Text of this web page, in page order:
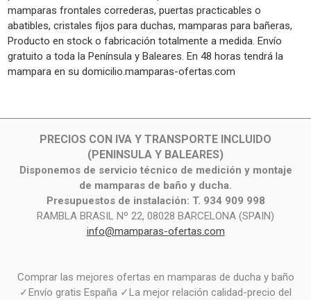
mamparas frontales correderas, puertas practicables o
abatibles, cristales fijos para duchas, mamparas para bañeras,
Producto en stock o fabricación totalmente a medida. Envío
gratuito a toda la Península y Baleares. En 48 horas tendrá la
mampara en su domicilio.mamparas-ofertas.com
PRECIOS CON IVA Y TRANSPORTE INCLUIDO
(PENINSULA Y BALEARES)
Disponemos de servicio técnico de medición y montaje
de mamparas de baño y ducha.
Presupuestos de instalación: T. 934 909 998
RAMBLA BRASIL Nº 22, 08028 BARCELONA (SPAIN)
info@mamparas-ofertas.com
Comprar las mejores ofertas en mamparas de ducha y baño
✓Envío gratis España ✓La mejor relación calidad-precio del